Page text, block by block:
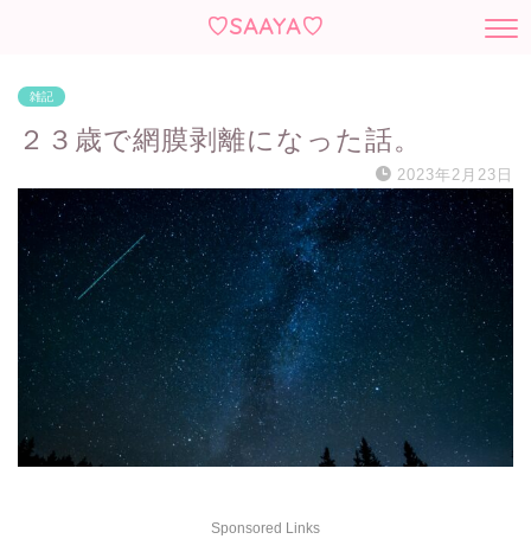
♡SAAYA♡
雑記
２３歳で網膜剥離になった話。
2023年2月23日
Sponsored Links